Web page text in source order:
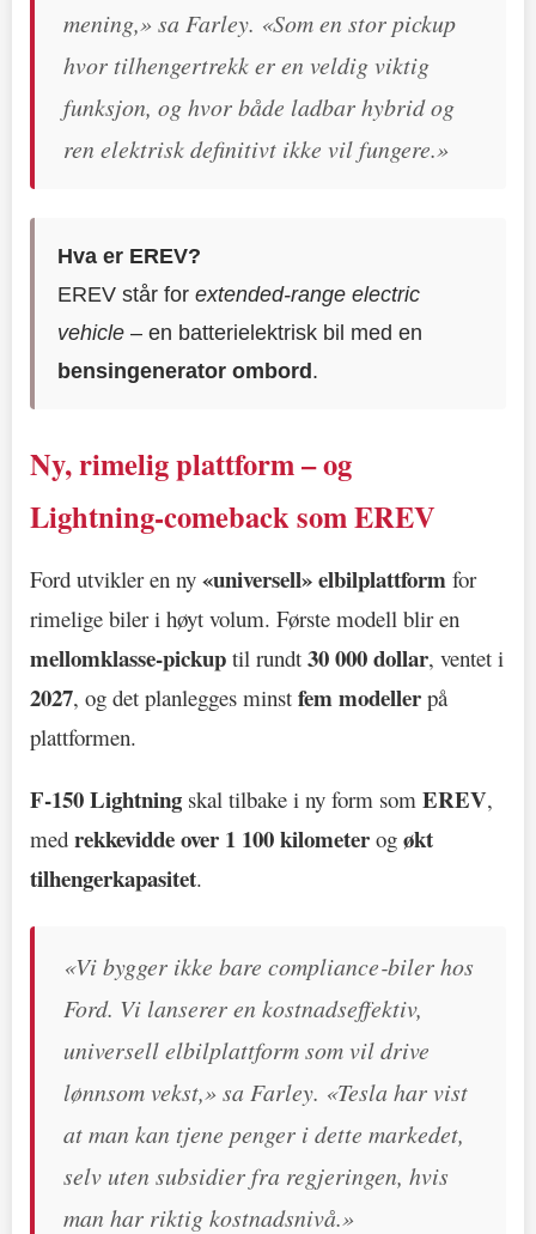
mening,» sa Farley. «Som en stor pickup
hvor tilhengertrekk er en veldig viktig
funksjon, og hvor både ladbar hybrid og
ren elektrisk definitivt ikke vil fungere.»
Hva er EREV?
EREV står forextended‑range electric
vehicle – en batterielektrisk bil med en
bensingenerator ombord.
Ny, rimelig plattform – og
Lightning‑comeback som EREV
Ford utvikler en ny «universell» elbilplattform for
rimelige biler i høyt volum. Første modell blir en
mellomklasse‑pickup til rundt 30 000 dollar, ventet i
2027, og det planlegges minst fem modeller på
plattformen.
F‑150 Lightning skal tilbake i ny form som EREV,
med rekkevidde over 1 100 kilometer og økt
tilhengerkapasitet.
«Vi bygger ikke bare compliance‑biler hos
Ford. Vi lanserer en kostnadseffektiv,
universell elbilplattform som vil drive
lønnsom vekst,» sa Farley. «Tesla har vist
at man kan tjene penger i dette markedet,
selv uten subsidier fra regjeringen, hvis
man har riktig kostnadsnivå.»